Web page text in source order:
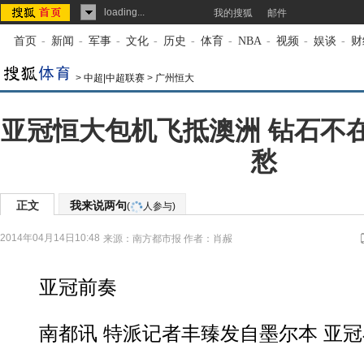
loading... 我的搜狐 邮件
首页 - 新闻 - 军事 - 文化 - 历史 - 体育 - NBA - 视频 - 娱谈 -
> 中超|中超联赛 > 广州恒大
亚冠恒大包机飞抵澳洲 钻石不
愁
正文 我来说两句( 人参与)
2014年04月14日10:48 来源： 南方都市报 作者：肖赧
亚冠前奏
南都讯 特派记者丰臻发自墨尔本 亚冠